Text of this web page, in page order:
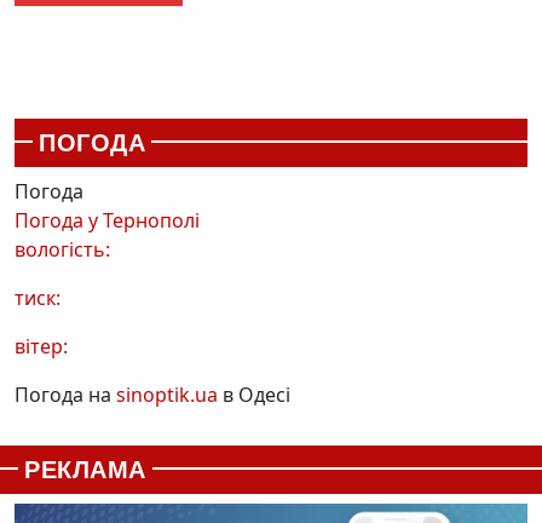
ПОГОДА
Погода
Погода уТернополі
вологість:
тиск:
вітер:
Погода на sinoptik.ua в Одесі
РЕКЛАМА